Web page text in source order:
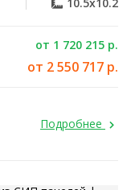
от 1 720 215 р.
от 2 550 717 р.
Подробнее